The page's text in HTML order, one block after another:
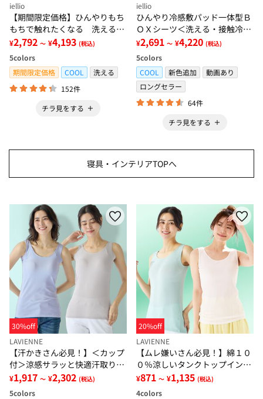
iellio
【期間限定価格】ひんやりもち
もちで触れたくなる 洗えるラ
グ＜低反発・滑りにくい・接触
冷感・防ダニ・カーペット＞
¥2,792 ～ ¥4,193 (税込)
5colors
期間限定価格
COOL
洗える
152件
チラ見をする
iellio
ひんやり冷感敷パッド一体型Ｂ
ＯＸシーツ＜洗える・接触冷
感・抗菌防臭・時短・家事楽・
ボックスシーツ・寝苦しさ対策
＞
¥2,691 ～ ¥4,220 (税込)
5colors
COOL
新色追加
動画あり
ロングセラー
64件
チラ見をする
寝具・インテリアTOPへ
30%off
LAVIENNE
【汗かきさん必見！】＜カップ
付＞涼感サラッと快適汗取りタ
ンクトップインナー＜さらりラ
ボ＞
¥1,917 ～ ¥2,302 (税込)
5colors
20%off
LAVIENNE
【ムレ嫌いさん必見！】綿１０
０％涼しいタンクトップインナ
ー＜さらりラボ＞
¥871 ～ ¥1,135 (税込)
4colors